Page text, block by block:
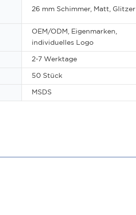
26 mm Schimmer, Matt, Glitzer
OEM/ODM, Eigenmarken,
individuelles Logo
2-7 Werktage
50 Stück
MSDS